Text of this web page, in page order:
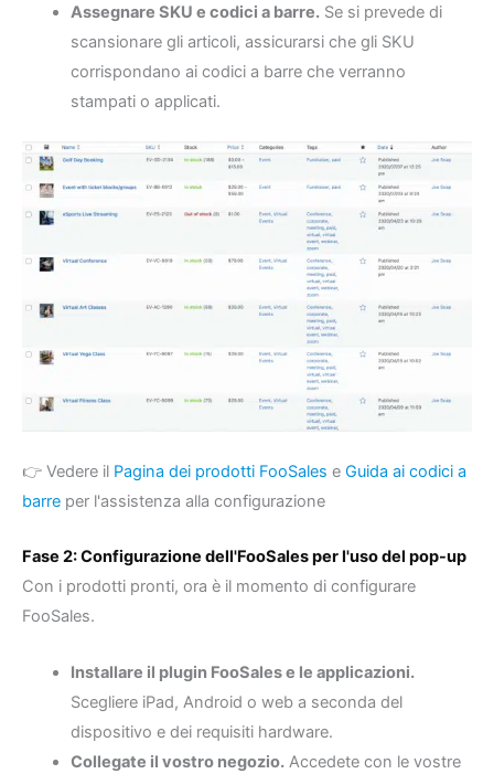
Assegnare SKU e codici a barre.Se si prevede di
scansionare gli articoli, assicurarsi che gli SKU
corrispondano ai codici a barre che verranno
stampati o applicati.
👉 Vedere il Pagina dei prodotti FooSales e Guida ai codici a
barre per l'assistenza alla configurazione
Fase 2: Configurazione dell'FooSales per l'uso del pop-up
Con i prodotti pronti, ora è il momento di configurare
FooSales.
Installare il plugin FooSales e le applicazioni.
Scegliere iPad, Android o web a seconda del
dispositivo e dei requisiti hardware.
Collegate il vostro negozio.Accedete con le vostre